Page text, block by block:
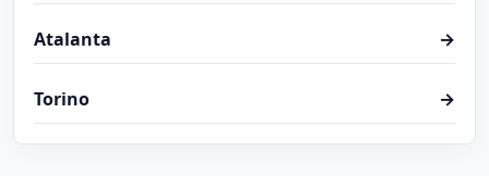
Atalanta →
Torino →